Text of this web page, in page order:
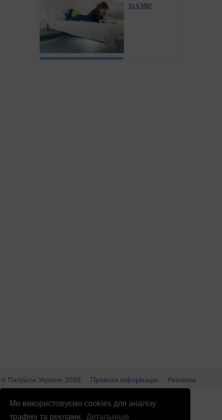
Ми використовуємо cookies для аналізу
трафіку та реклами. Детальніше
$1.6 Mil?
© Патріоти України 2026 Правова інформація
Реклама